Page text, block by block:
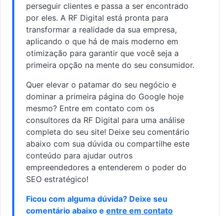
perseguir clientes e passa a ser encontrado
por eles. A RF Digital está pronta para
transformar a realidade da sua empresa,
aplicando o que há de mais moderno em
otimização para garantir que você seja a
primeira opção na mente do seu consumidor.
Quer elevar o patamar do seu negócio e
dominar a primeira página do Google hoje
mesmo? Entre em contato com os
consultores da RF Digital para uma análise
completa do seu site! Deixe seu comentário
abaixo com sua dúvida ou compartilhe este
conteúdo para ajudar outros
empreendedores a entenderem o poder do
SEO estratégico!
Ficou com alguma dúvida? Deixe seu
comentário abaixo e entre em contato